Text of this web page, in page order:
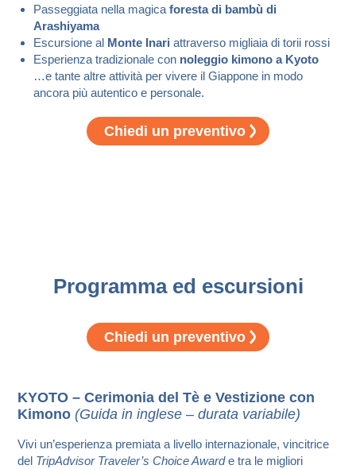
Passeggiata nella magicaforesta di bambù di
Arashiyama
Escursione al Monte Inari attraverso migliaia di torii rossi
Esperienza tradizionale con noleggio kimono a Kyoto
…e tante altre attività per vivere il Giappone in modo
ancora più autentico e personale.
Chiedi un preventivo
Programma ed escursioni
Chiedi un preventivo
KYOTO – Cerimonia del Tè e Vestizione con
Kimono (Guida in inglese – durata variabile)
Vivi un’esperienza premiata a livello internazionale, vincitrice
del TripAdvisor Traveler’s Choice Awarde tra le migliori